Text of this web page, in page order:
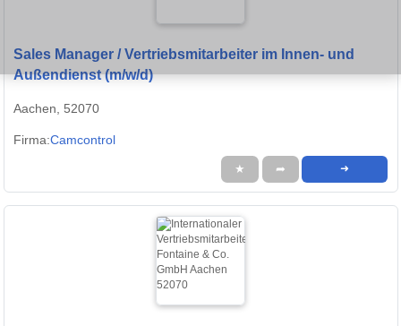
Sales Manager / Vertriebsmitarbeiter im Innen- und
Außendienst (m/w/d)
Aachen, 52070
Firma:Camcontrol
★ ➦ ➜